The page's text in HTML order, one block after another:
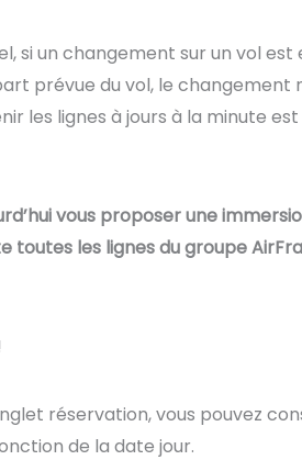
si un changement sur un vol
prévue du vol, le changement
les lignes à jours à la minute
vous proposer une
les lignes du groupe
réservation, vous pouvez
de la date jour.